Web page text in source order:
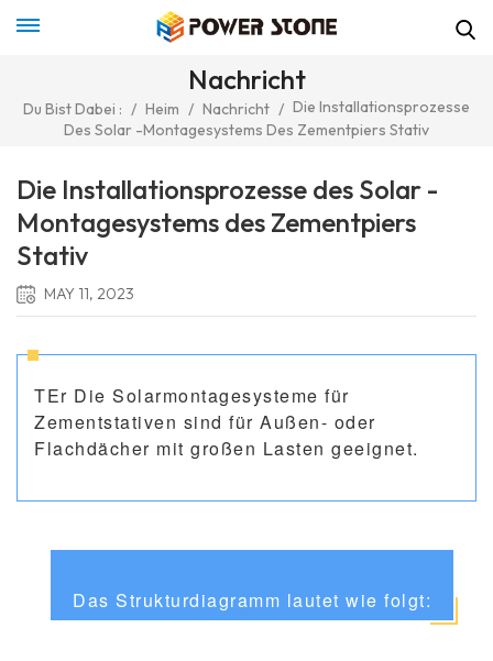
Nachricht
Du Bist Dabei : / Heim / Nachricht / Die Installationsprozesse
Des Solar -Montagesystems Des Zementpiers Stativ
Die Installationsprozesse des Solar -
Montagesystems des Zementpiers
Stativ
MAY 11, 2023
TEr Die Solarmontagesysteme für
Zementstativen sind für Außen- oder
Flachdächer mit großen Lasten geeignet.
Das Strukturdiagramm lautet wie folgt: